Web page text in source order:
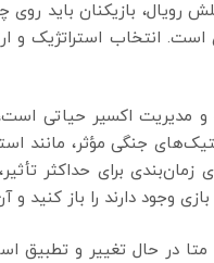
رویال، بازیکنان باید
انتخاب استراتژیک و
و مدیریت اکسیر حیاتی
جنگی مؤثر، مانند
زمان‌بندی برای حداکثر
وجود دارند را باز کنید و
با متا در حال تغییر و